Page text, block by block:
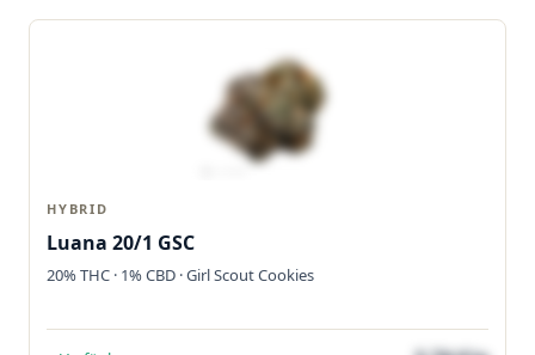
HYBRID
Luana 20/1 GSC
20% THC · 1% CBD · Girl Scout Cookies